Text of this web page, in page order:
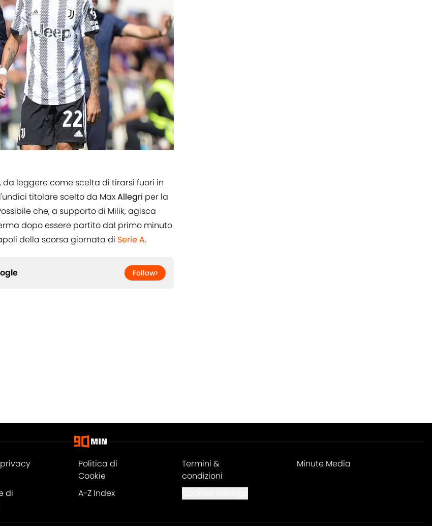
da leggere come scelta di tirarsi fuori in
titolare scelto da MaxAllegri per la
che, a supporto di Milik, agisca
dopo essere partito dal primo minuto
della scorsa giornata di Serie A.
Follow
Politica di
Cookie
Termini &
condizioni
Minute Media
di
A-Z Index